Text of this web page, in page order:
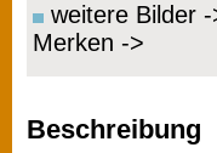
weitere Bilder
Merken ->
Beschreibung